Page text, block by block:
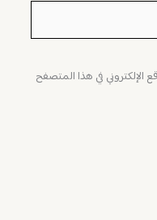
الإلكتروني في هذا المتصفح